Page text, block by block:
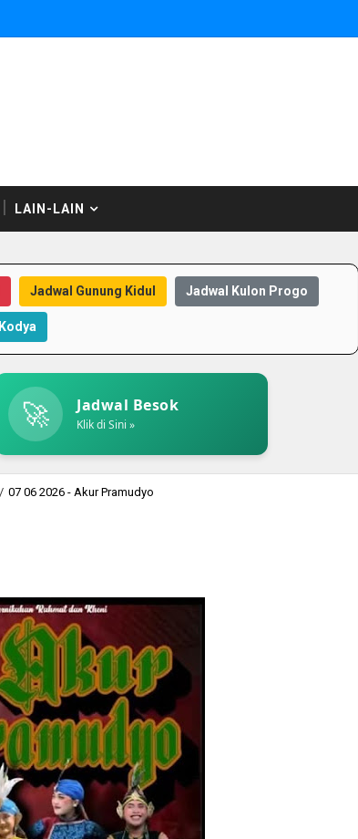
LAIN-LAIN
Jadwal Gunung Kidul Jadwal Kulon Progo
🚀 Jadwal Besok
Klik di Sini »
/ 07 06 2026 - Akur Pramudyo